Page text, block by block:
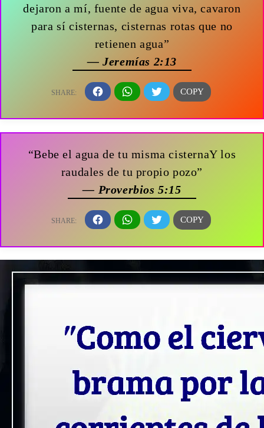
dejaron a mí, fuente de agua viva, cavaron
para sí cisternas, cisternas rotas que no
retienen agua”
— Jeremías 2:13
“Bebe el agua de tu misma cisternaY los
raudales de tu propio pozo”
— Proverbios 5:15